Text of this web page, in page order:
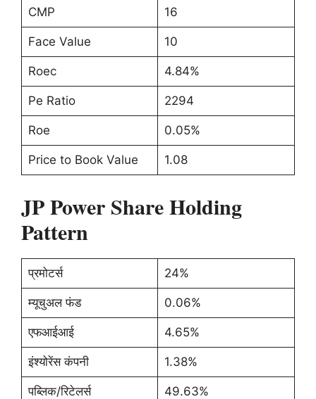
CMP 16
Face Value 10
Roec 4.84%
Pe Ratio 2294
Roe 0.05%
Price to Book Value 1.08
JP Power Share Holding
Pattern
प्रमोटर्स 24%
म्यूचुअल फंड 0.06%
एफआईआई 4.65%
इंश्योरेंस कंपनी 1.38%
पब्लिक/रिटेलर्स 49.63%